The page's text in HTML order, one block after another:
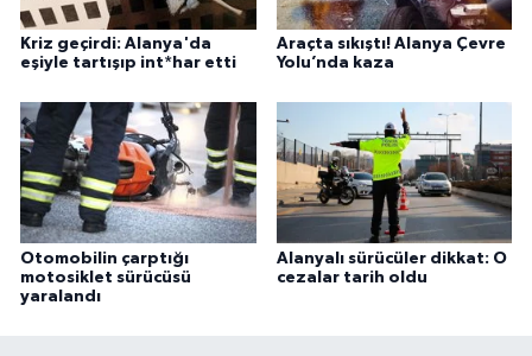
Kriz geçirdi: Alanya'da
eşiyle tartışıp int*har etti
Araçta sıkıştı! Alanya Çevre
Yolu’nda kaza
Otomobilin çarptığı
motosiklet sürücüsü
yaralandı
Alanyalı sürücüler dikkat: O
cezalar tarih oldu